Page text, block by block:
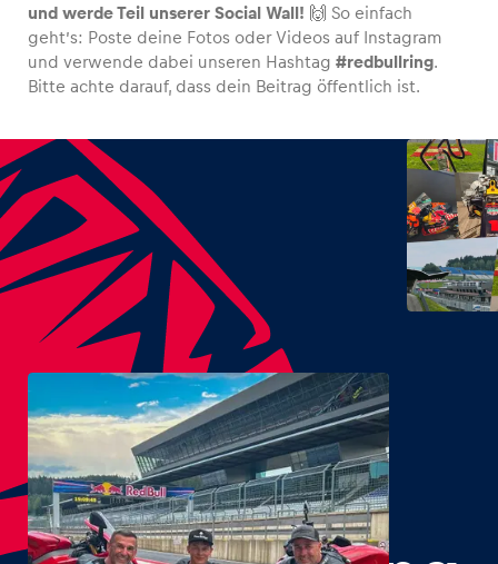
und werde Teil unserer Social Wall! 🙌 So einfach
geht’s: Poste deine Fotos oder Videos auf Instagram
und verwende dabei unseren Hashtag #redbullring.
Bitte achte darauf, dass dein Beitrag öffentlich ist.